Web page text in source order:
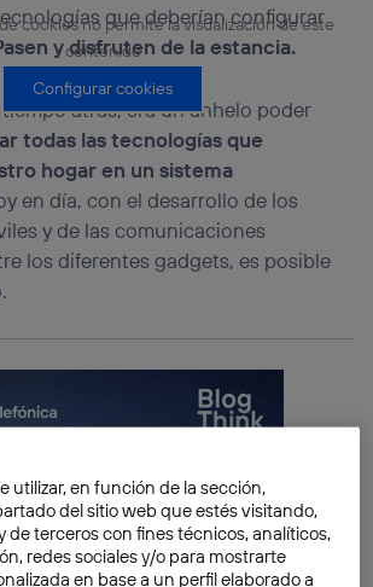
que deberían configurar
y disfruten de la estancia.
atrás, era un anhelo poder
todas las tecnologías que
hogar en un sistema
en día, con el desarrollo de los
y de las comunicaciones
los diferentes gadgets, es posible
cookies no permite la visualización de este
contenido
Configurar cookies
utilizar, en función de la sección,
del sitio web que estés visitando,
de terceros con fines técnicos, analíticos,
redes sociales y/o para mostrarte
en base a un perfil elaborado a